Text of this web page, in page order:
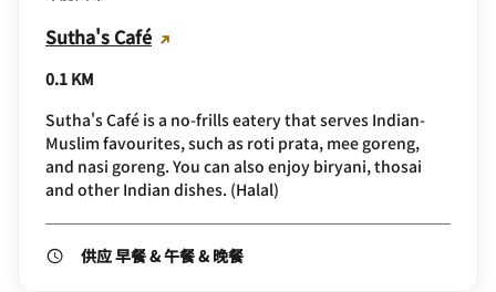
Sutha's Café
0.1 KM
Sutha's Café is a no-frills eatery that serves Indian-
Muslim favourites, such as roti prata, mee goreng,
and nasi goreng. You can also enjoy biryani, thosai
and other Indian dishes. (Halal)
供应 早餐 & 午餐 & 晚餐